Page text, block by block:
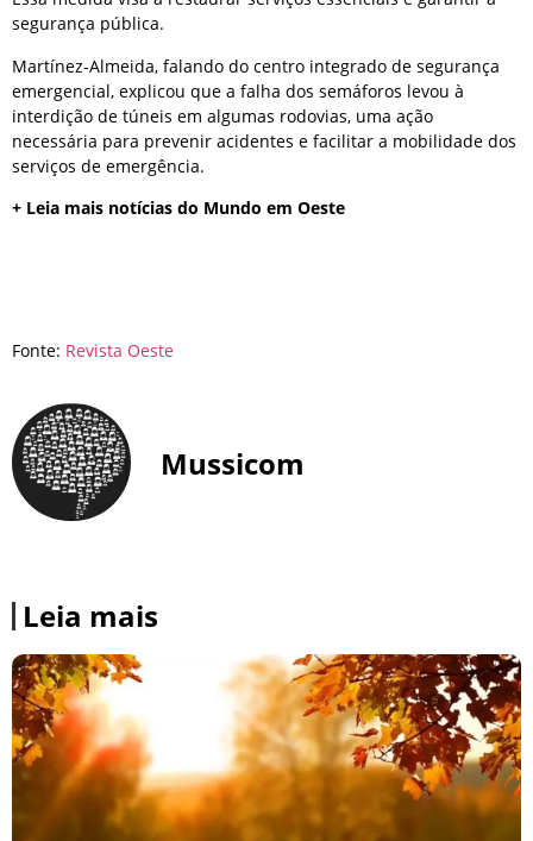
segurança pública.
Martínez-Almeida, falando do centro integrado de segurança
emergencial, explicou que a falha dos semáforos levou à
interdição de túneis em algumas rodovias, uma ação
necessária para prevenir acidentes e facilitar a mobilidade dos
serviços de emergência.
+ Leia mais notícias do Mundo em Oeste
Fonte: Revista Oeste
Mussicom
Leia mais